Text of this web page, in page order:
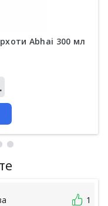
Abhai 300 мл
1